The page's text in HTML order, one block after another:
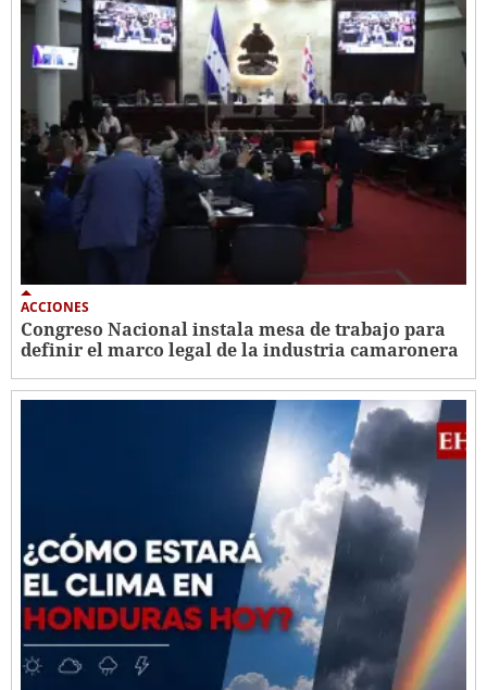
ACCIONES
Congreso Nacional instala mesa de trabajo para
definir el marco legal de la industria camaronera